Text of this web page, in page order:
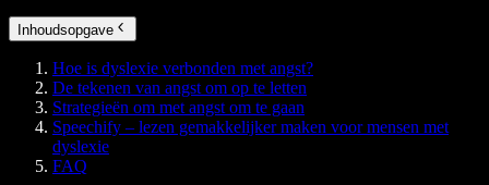
Inhoudsopgave
Hoe is dyslexie verbonden met angst?
De tekenen van angst om op te letten
Strategieën om met angst om te gaan
Speechify – lezen gemakkelijker maken voor mensen met
dyslexie
FAQ